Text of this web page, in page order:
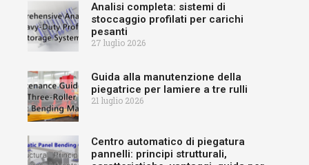
Analisi completa: sistemi di
stoccaggio profilati per carichi
pesanti
27 luglio 2026
Guida alla manutenzione della
piegatrice per lamiere a tre rulli
21 luglio 2026
Centro automatico di piegatura
pannelli: principi strutturali,